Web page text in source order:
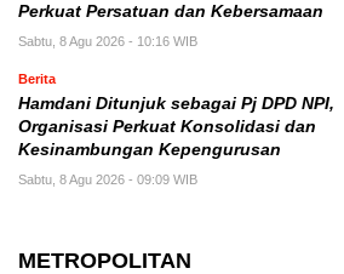
Perkuat Persatuan dan Kebersamaan
Sabtu, 8 Agu 2026 - 10:16 WIB
Berita
Hamdani Ditunjuk sebagai Pj DPD NPI,
Organisasi Perkuat Konsolidasi dan
Kesinambungan Kepengurusan
Sabtu, 8 Agu 2026 - 09:09 WIB
METROPOLITAN